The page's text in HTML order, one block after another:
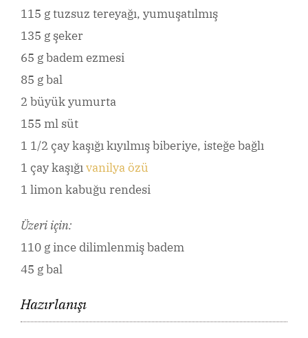
115 g tuzsuz tereyağı, yumuşatılmış
135 g şeker
65 g badem ezmesi
85 g bal
2 büyük yumurta
155 ml süt
1 1/2 çay kaşığı kıyılmış biberiye, isteğe bağlı
1 çay kaşığıvanilya özü
1 limon kabuğu rendesi
Üzeri için:
110 g ince dilimlenmiş badem
45 g bal
Hazırlanışı